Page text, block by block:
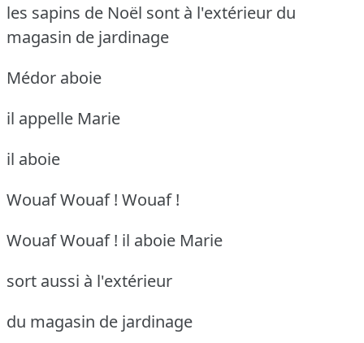
les sapins de Noël sont à l'extérieur du
magasin de jardinage
Médor aboie
il appelle Marie
il aboie
Wouaf Wouaf ! Wouaf !
Wouaf Wouaf ! il aboie Marie
sort aussi à l'extérieur
du magasin de jardinage